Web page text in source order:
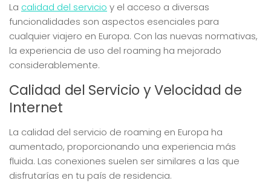
La calidad del servicio y el acceso a diversas
funcionalidades son aspectos esenciales para
cualquier viajero en Europa. Con las nuevas normativas,
la experiencia de uso del roaming ha mejorado
considerablemente.
Calidad del Servicio y Velocidad de
Internet
La calidad del servicio de roaming en Europa ha
aumentado, proporcionando una experiencia más
fluida. Las conexiones suelen ser similares a las que
disfrutarías en tu país de residencia.